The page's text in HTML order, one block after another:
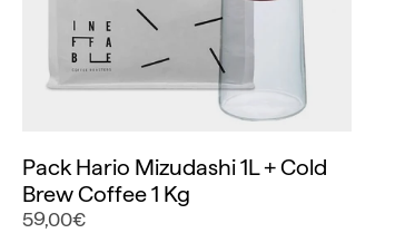
Pack Hario Mizudashi 1L + Cold
Brew Coffee 1 Kg
59,00€